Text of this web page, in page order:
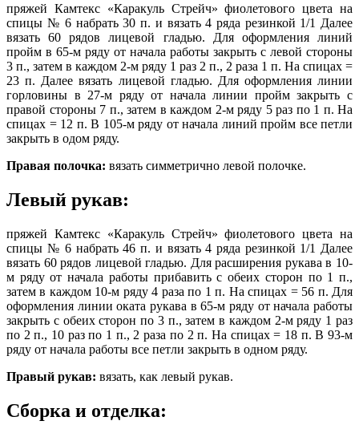
пряжей Камтекс «Каракуль Стрейч» фиолетового цвета на
спицы № 6 набрать 30 п. и вязать 4 ряда резинкой 1/1 Далее
вязать 60 рядов лицевой гладью. Для оформления линий
пройм в 65-м ряду от начала работы закрыть с левой стороны
3 п., затем в каждом 2-м ряду 1 раз 2 п., 2 раза 1 п. На спицах =
23 п. Далее вязать лицевой гладью. Для оформления линии
горловины в 27-м ряду от начала линии пройм закрыть с
правой стороны 7 п., затем в каждом 2-м ряду 5 раз по 1 п. На
спицах = 12 п. В 105-м ряду от начала линий пройм все петли
закрыть в одом ряду.
Правая полочка: вязать симметрично левой полочке.
Левый рукав:
пряжей Камтекс «Каракуль Стрейч» фиолетового цвета на
спицы № 6 набрать 46 п. и вязать 4 ряда резинкой 1/1 Далее
вязать 60 рядов лицевой гладью. Для расширения рукава в 10-
м ряду от начала работы прибавить с обеих сторон по 1 п.,
затем в каждом 10-м ряду 4 раза по 1 п. На спицах = 56 п. Для
оформления линии оката рукава в 65-м ряду от начала работы
закрыть с обеих сторон по 3 п., затем в каждом 2-м ряду 1 раз
по 2 п., 10 раз по 1 п., 2 раза по 2 п. На спицах = 18 п. В 93-м
ряду от начала работы все петли закрыть в одном ряду.
Правый рукав: вязать, как левый рукав.
Сборка и отделка: